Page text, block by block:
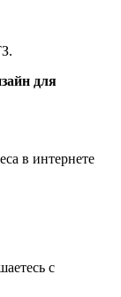
для
в интернете
с